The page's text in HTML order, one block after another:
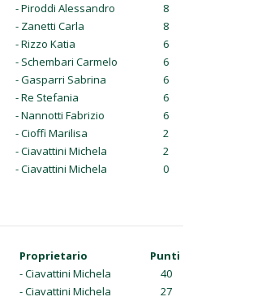
- Piroddi Alessandro
8
- Zanetti Carla
8
- Rizzo Katia
6
- Schembari Carmelo
6
- Gasparri Sabrina
6
- Re Stefania
6
- Nannotti Fabrizio
6
- Cioffi Marilisa
2
- Ciavattini Michela
2
- Ciavattini Michela 0
Proprietario
Punti
- Ciavattini Michela
40
- Ciavattini Michela
27